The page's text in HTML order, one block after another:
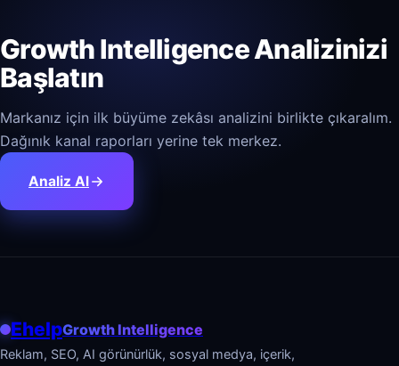
Growth Intelligence Analizinizi
Başlatın
Markanız için ilk büyüme zekâsı analizini birlikte çıkaralım.
Dağınık kanal raporları yerine tek merkez.
Analiz Al
EhelpGrowth Intelligence
Reklam, SEO, AI görünürlük, sosyal medya, içerik,